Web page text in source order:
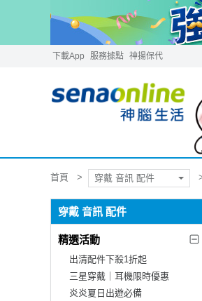
下載App 服務據點 神揚保代
首頁 穿戴 音訊 配件
穿戴 音訊 配件
精選活動
出清配件下殺1折起
三星穿戴｜耳機限時優惠
炎炎夏日出遊必備